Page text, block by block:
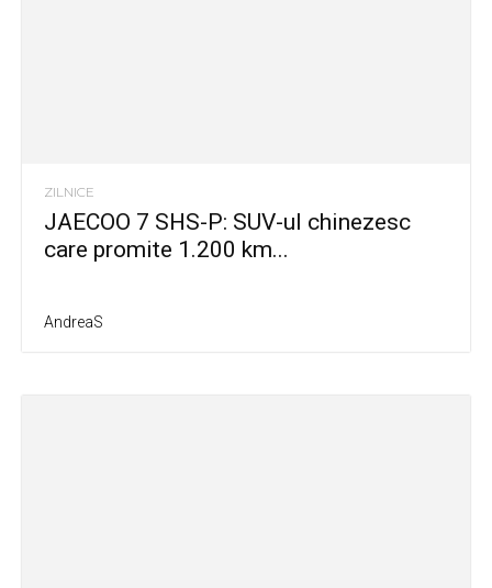
ZILNICE
JAECOO 7 SHS-P: SUV-ul chinezesc
care promite 1.200 km...
AndreaS